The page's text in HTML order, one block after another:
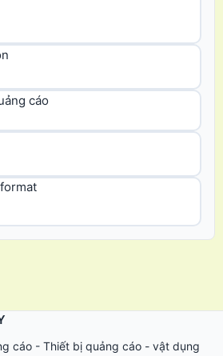
cáo
cáo - Thiết bị quảng cáo - vật dụng